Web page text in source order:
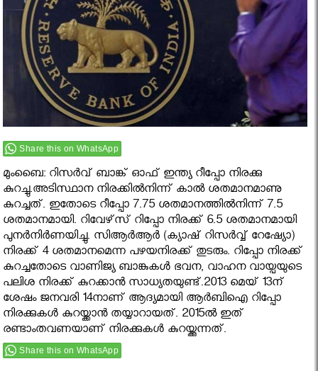
Share this on WhatsApp
മുംബൈ: റിസര്‍വ് ബാങ്ക് ഓഫ് ഇന്ത്യ റീപ്പോ നിരക്കു
കുറച്ചു.അടിസ്ഥാന നിരക്കില്‍നിന്ന് കാല്‍ ശതമാനമാണു
കുറച്ചത്. ഇതോടെ റീപ്പോ 7.75 ശതമാനത്തില്‍നിന്ന് 7.5
ശതമാനമായി. റിവേഴ്‌സ് റിപ്പോ നിരക്ക് 6.5 ശതമാനമായി
പുനർനിർണയിച്ചു. സിആർആർ (ക്യാഷ് റിസർവ്വ് റേഷ്യോ)
നിരക്ക് 4 ശതമാനമെന്ന പഴയനിരക്ക് തുടരും. റിപ്പോ നിരക്ക്
കുറച്ചതോടെ വാണിജ്യ ബാങ്കുകൾ ഭവന, വാഹന വായ്പയുടെ
പലിശ നിരക്ക് കുറക്കാൻ സാധ്യതയുണ്ട്.2013 മെയ് 13ന്
ശേഷം ജനവരി 14നാണ് ആദ്യമായി ആര്‍ബിഐ റിപ്പോ
നിരക്കുകള്‍ കുറയ്ക്കാന്‍ തയ്യാറായത്. 2015ല്‍ ഇത്
രണ്ടാംതവണയാണ് നിരക്കുകള്‍ കുറയ്ക്കുന്നത്.
Share this on WhatsApp